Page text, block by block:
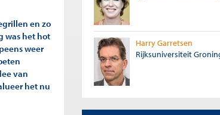
en zo
was het hot
weer
van
het nu
Harry Garretsen
Rijksuniversiteit